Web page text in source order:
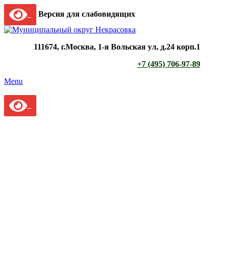
Версия для слабовидящих
111674, г.Москва, 1-я Вольская ул, д.24 корп.1
+7 (495) 706-97-89
Menu